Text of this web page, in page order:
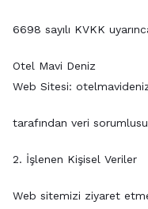
6698 sayılı KVKK
Otel Mavi Deniz
Web Sitesi:
tarafından veri
2. İşlenen Kişisel Veriler
Web sitemizi ziyaret